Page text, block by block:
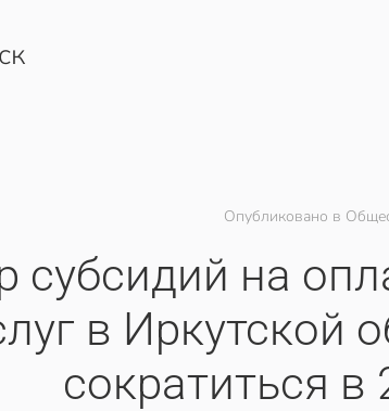
Опубликовано в
субсидий на
в Иркутской
сократиться в